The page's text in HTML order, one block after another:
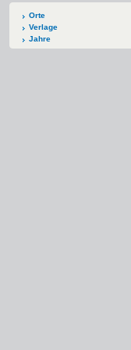
Orte
Verlage
Jahre